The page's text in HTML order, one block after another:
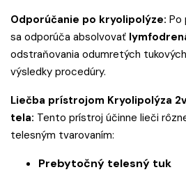
Odporúčanie po kryolipolýze: Po
sa odporúča absolvovať
odstraňovania odumretých
výsledky procedúry.
Liečba prístrojom Kryolipolýza
tela: Tento prístroj účinne lieči
telesným tvarovaním:
Prebytočný telesný tuk